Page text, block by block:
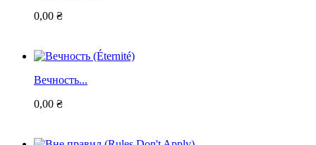
0,00 ₴
Вечность...
0,00 ₴